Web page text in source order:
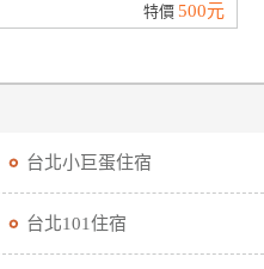
特價 500元
台北小巨蛋住宿
台北101住宿